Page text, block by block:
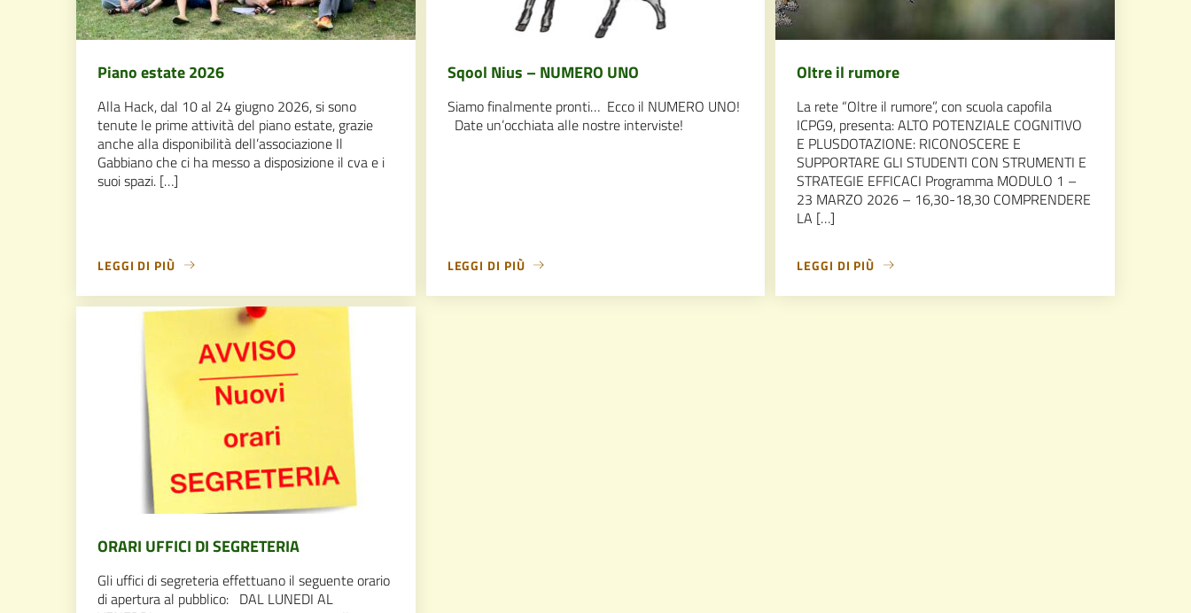
Piano estate 2026
Alla Hack, dal 10 al 24 giugno 2026, si sono
tenute le prime attività del piano estate, grazie
anche alla disponibilità dell’associazione Il
Gabbiano che ci ha messo a disposizione il cva e i
suoi spazi. […]
LEGGI DI PIÙ
Sqool Nius – NUMERO UNO
Siamo finalmente pronti… Ecco il NUMERO UNO!
Date un’occhiata alle nostre interviste!
LEGGI DI PIÙ
Oltre il rumore
La rete “Oltre il rumore”, con scuola capofila
ICPG9, presenta: ALTO POTENZIALE COGNITIVO
E PLUSDOTAZIONE: RICONOSCERE E
SUPPORTARE GLI STUDENTI CON STRUMENTI E
STRATEGIE EFFICACI Programma MODULO 1 –
23 MARZO 2026 – 16,30-18,30 COMPRENDERE
LA […]
LEGGI DI PIÙ
ORARI UFFICI DI SEGRETERIA
Gli uffici di segreteria effettuano il seguente orario
di apertura al pubblico: DAL LUNEDI AL